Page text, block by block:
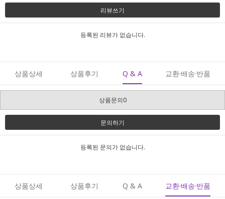
리뷰쓰기
등록된 리뷰가 없습니다.
상품상세 상품후기 Q & A 교환·배송·반품
상품문의0
문의하기
등록된 문의가 없습니다.
상품상세 상품후기 Q & A 교환·배송·반품